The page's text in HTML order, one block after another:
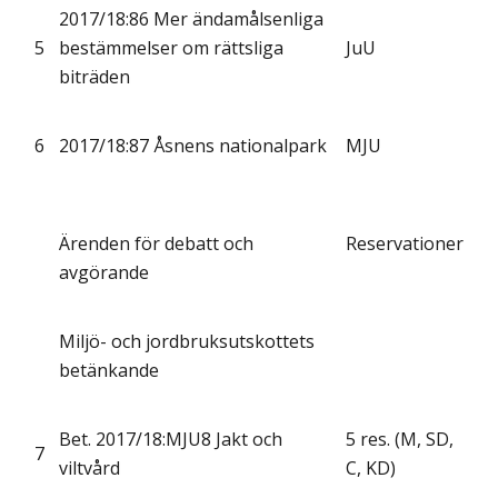
5
2017/18:86 Mer ändamålsenliga
bestämmelser om rättsliga
biträden
JuU
6 2017/18:87 Åsnens nationalpark MJU
Ärenden för debatt och
avgörande
Reservationer
Miljö- och jordbruksutskottets
betänkande
7
Bet. 2017/18:MJU8 Jakt och
viltvård
5 res. (M, SD,
C, KD)